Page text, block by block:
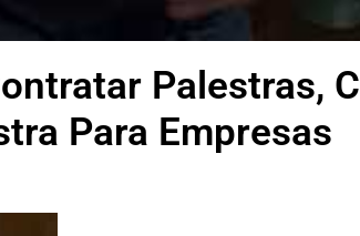
Palestras,
Para Empresas